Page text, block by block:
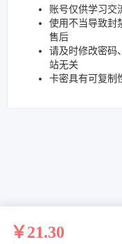
账号仅供学习交
使用不当导致封
售后
请及时修改密码
站无关
卡密具有可复制
￥21.30